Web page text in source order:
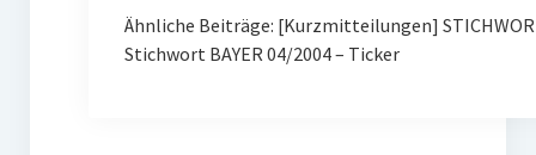
Ähnliche Beiträge: [Kurzmitteilungen]
Stichwort BAYER 04/2004 – Ticker